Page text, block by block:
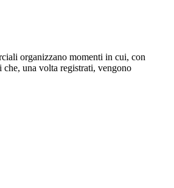
organizzano momenti in cui, con
una volta registrati, vengono